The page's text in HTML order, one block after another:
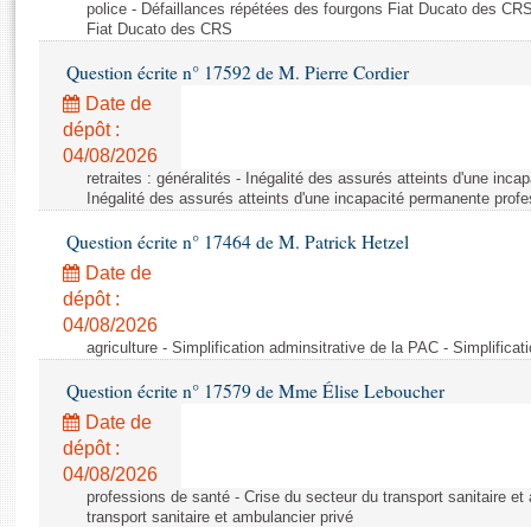
Rapports législatifs
Rapports sur l'application des lois
Baromètre de l’application des lois
Dossiers législatifs
Budget et sécurité sociale
Questions écrites et orales
Comptes rendus des débats
Anciennes législatures
police - Défaillances répétées des fourgons Fiat Ducato des
Fiat Ducato des CRS
Question écrite n° 17592 de M. Pierre Cordier
Date de
dépôt :
04/08/2026
retraites : généralités - Inégalité des assurés atteints d'une
Inégalité des assurés atteints d'une incapacité permanente
Question écrite n° 17464 de M. Patrick Hetzel
Date de
dépôt :
04/08/2026
agriculture - Simplification adminsitrative de la PAC -
Question écrite n° 17579 de Mme Élise Leboucher
Date de
dépôt :
04/08/2026
professions de santé - Crise du secteur du transport sanitaire
transport sanitaire et ambulancier privé